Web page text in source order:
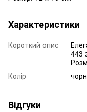
Характеристики
Короткий опис
443
Колір
Відгуки